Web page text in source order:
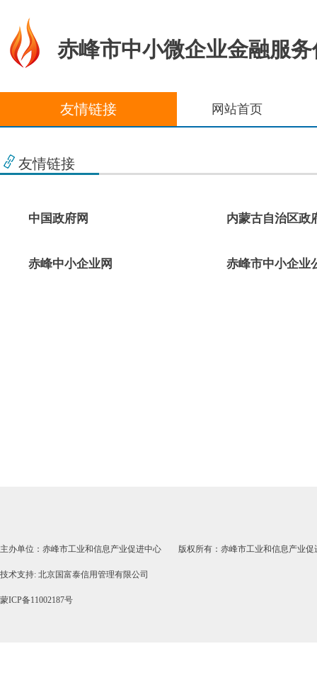
赤峰市中小微企业金融服
友情链接 网站首页
友情链接
中国政府网 内蒙古自治区政
赤峰中小企业网 赤峰市中小企业
主办单位：赤峰市工业和信息产业促进中心 版权所有：赤峰市工业和信息产业促
技术支持: 北京国富泰信用管理有限公司
蒙ICP备11002187号